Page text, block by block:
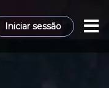
Iniciar sessão